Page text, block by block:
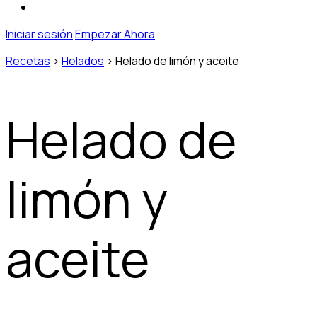
Iniciar sesiónEmpezar Ahora
Recetas > Helados > Helado de limón y aceite
Helado de
limón y
aceite